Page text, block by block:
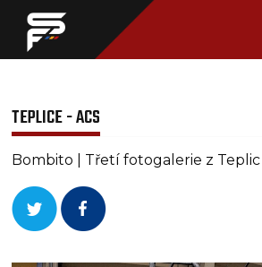
TEPLICE - ACS
Bombito | Třetí fotogalerie z Teplic